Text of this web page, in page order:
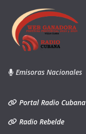
Emisoras Nacionales
Portal Radio Cubana
Radio Rebelde